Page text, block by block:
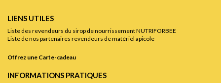
LIENS UTILES
Liste des revendeurs du sirop de nourrissement NUTRIFORBEE
Liste de nos partenaires revendeurs de matériel apicole
Offrez une Carte-cadeau
INFORMATIONS PRATIQUES